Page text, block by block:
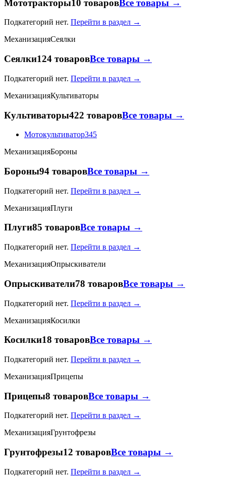
Мототракторы10 товаровВсе товары →
Подкатегорий нет. Перейти в раздел →
МеханизацияСеялки
Сеялки124 товаровВсе товары →
Подкатегорий нет. Перейти в раздел →
МеханизацияКультиваторы
Культиваторы422 товаровВсе товары →
Мотокультиватор345
МеханизацияБороны
Бороны94 товаровВсе товары →
Подкатегорий нет. Перейти в раздел →
МеханизацияПлуги
Плуги85 товаровВсе товары →
Подкатегорий нет. Перейти в раздел →
МеханизацияОпрыскиватели
Опрыскиватели78 товаровВсе товары →
Подкатегорий нет. Перейти в раздел →
МеханизацияКосилки
Косилки18 товаровВсе товары →
Подкатегорий нет. Перейти в раздел →
МеханизацияПрицепы
Прицепы8 товаровВсе товары →
Подкатегорий нет. Перейти в раздел →
МеханизацияГрунтофрезы
Грунтофрезы12 товаровВсе товары →
Подкатегорий нет. Перейти в раздел →